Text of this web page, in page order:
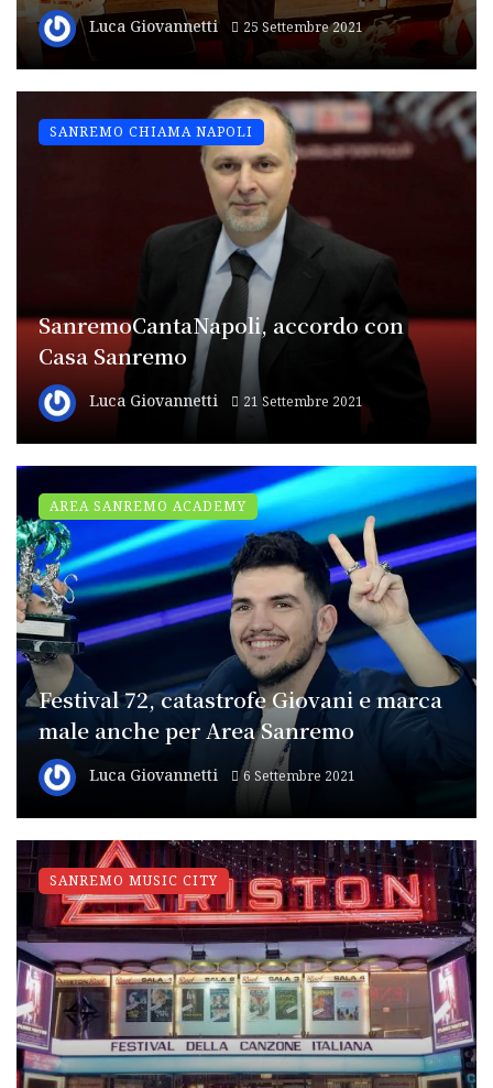
Luca Giovannetti 25 Settembre 2021
SanremoCantaNapoli, accordo con
Casa Sanremo
Luca Giovannetti 21 Settembre 2021
SANREMO CHIAMA NAPOLI
Festival 72, catastrofe Giovani e marca
male anche per Area Sanremo
Luca Giovannetti 6 Settembre 2021
AREA SANREMO ACADEMY
SANREMO MUSIC CITY